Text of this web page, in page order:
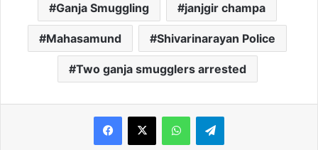
Ganja Smuggling janjgir champa
Mahasamund Shivarinarayan Police
Two ganja smugglers arrested
WhatsAppTelegram